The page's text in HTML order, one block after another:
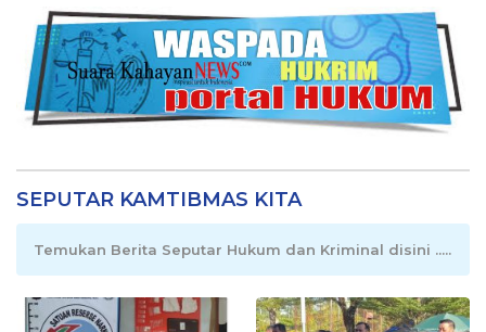
SEPUTAR KAMTIBMAS KITA
Temukan Berita Seputar Hukum dan Kriminal disini .....